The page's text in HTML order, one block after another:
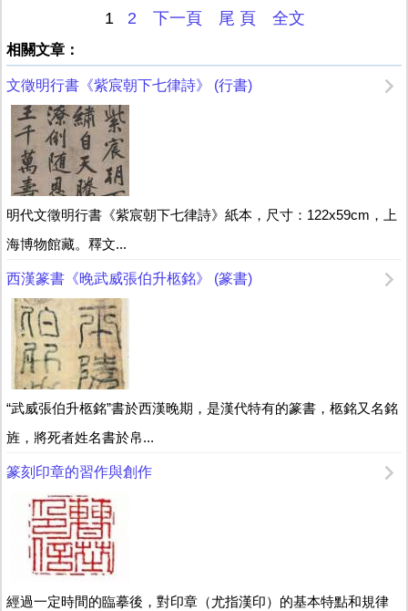
1 2 下一頁 尾 頁 全文
相關文章：
文徵明行書《紫宸朝下七律詩》 (行書)
明代文徵明行書《紫宸朝下七律詩》紙本，尺寸：122x59cm，上
海博物館藏。釋文...
西漢篆書《晚武威張伯升柩銘》 (篆書)
“武威張伯升柩銘”書於西漢晚期，是漢代特有的篆書，柩銘又名銘
旌，將死者姓名書於帛...
篆刻印章的習作與創作
經過一定時間的臨摹後，對印章（尤指漢印）的基本特點和規律